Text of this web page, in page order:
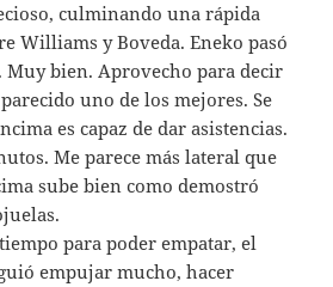
culminando una rápida
Williams y Boveda. Eneko pasó
bien. Aprovecho para decir
uno de los mejores. Se
es capaz de dar asistencias.
Me parece más lateral que
sube bien como demostró
para poder empatar, el
empujar mucho, hacer